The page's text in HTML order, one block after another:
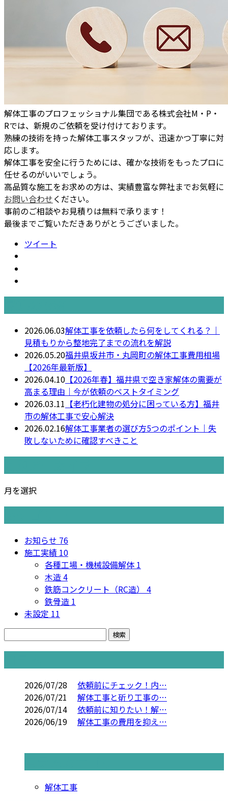
解体工事のプロフェッショナル集団である株式会社M・P・
Rでは、新規のご依頼を受け付けております。
熟練の技術を持った解体工事スタッフが、迅速かつ丁寧に対
応します。
解体工事を安全に行うためには、確かな技術をもったプロに
任せるのがいいでしょう。
高品質な施工をお求めの方は、実績豊富な弊社までお気軽に
お問い合わせください。
事前のご相談やお見積りは無料で承ります！
最後までご覧いただきありがとうございました。
ツイート
2026.06.03解体工事を依頼したら何をしてくれる？｜
見積もりから整地完了までの流れを解説
2026.05.20福井県坂井市・丸岡町の解体工事費用相場
【2026年最新版】
2026.04.10 【2026年春】福井県で空き家解体の需要が
高まる理由｜今が依頼のベストタイミング
2026.03.11 【老朽化建物の処分に困っている方】福井
市の解体工事で安心解決
2026.02.16解体工事業者の選び方5つのポイント｜失
敗しないために確認すべきこと
月を選択
お知らせ 76
施工実績 10
各種工場・機械設備解体 1
木造4
鉄筋コンクリート（RC造） 4
鉄骨造 1
未設定 11
2026/07/28
依頼前にチェック！内…
2026/07/21
解体工事と斫り工事の…
2026/07/14
依頼前に知りたい！解…
2026/06/19
解体工事の費用を抑え…
解体工事